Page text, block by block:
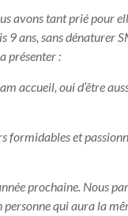
avons tant prié pour
9 ans, sans dénaturer
présenter :
accueil, oui d’être
formidables et
prochaine. Nous
personne qui aura la